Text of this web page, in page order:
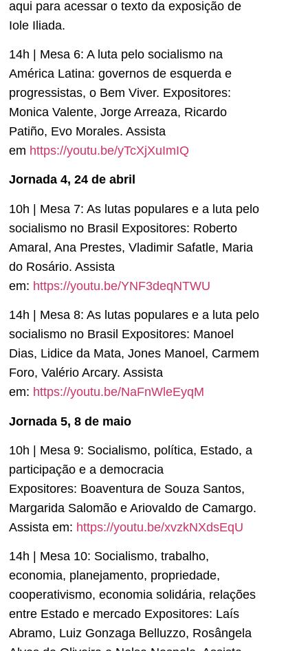
aqui para acessar o texto da exposição de
Iole Iliada.
14h | Mesa 6: A luta pelo socialismo na
América Latina: governos de esquerda e
progressistas, o Bem Viver. Expositores:
Monica Valente, Jorge Arreaza, Ricardo
Patiño, Evo Morales. Assista
em https://youtu.be/yTcXjXuImIQ
Jornada 4, 24 de abril
10h | Mesa 7: As lutas populares e a luta pelo
socialismo no Brasil Expositores: Roberto
Amaral, Ana Prestes, Vladimir Safatle, Maria
do Rosário. Assista
em: https://youtu.be/YNF3deqNTWU
14h | Mesa 8: As lutas populares e a luta pelo
socialismo no Brasil Expositores: Manoel
Dias, Lidice da Mata, Jones Manoel, Carmem
Foro, Valério Arcary. Assista
em: https://youtu.be/NaFnWleEyqM
Jornada 5, 8 de maio
10h | Mesa 9: Socialismo, política, Estado, a
participação e a democracia
Expositores: Boaventura de Souza Santos,
Margarida Salomão e Ariovaldo de Camargo.
Assista em: https://youtu.be/xvzkNXdsEqU
14h | Mesa 10: Socialismo, trabalho,
economia, planejamento, propriedade,
cooperativismo, economia solidária, relações
entre Estado e mercado Expositores: Laís
Abramo, Luiz Gonzaga Belluzzo, Rosângela